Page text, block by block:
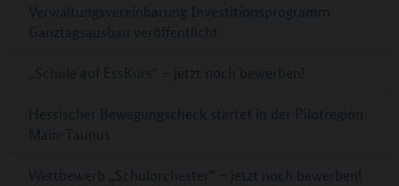
Verwaltungsvereinbarung Investitionsprogramm
Ganztagsausbau veröffentlicht
„Schule auf EssKurs“ – jetzt noch bewerben!
Hessischer Bewegungscheck startet in der Pilotregion
Main-Taunus
Wettbewerb „Schulorchester“ – jetzt noch bewerben!